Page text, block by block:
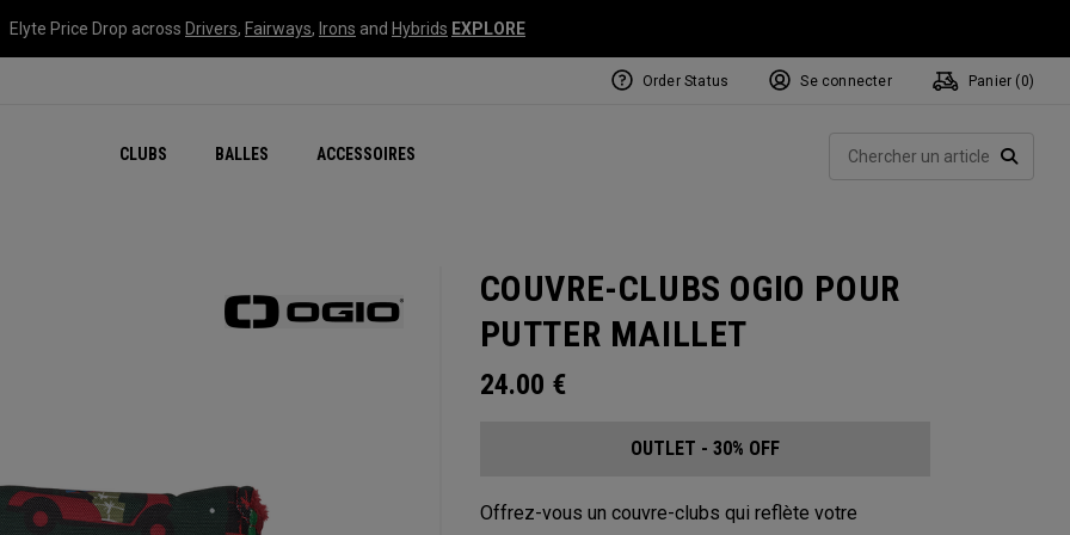
Elyte Price Drop across Drivers, Fairways, Irons and Hybrids EXPLORE
CLUBS BALLES ACCESSOIRES
Order Status Se connecter Panier ( 0)
COUVRE-CLUBS OGIO POUR
PUTTER MAILLET
24.00 €
OUTLET - 30% OFF
Offrez-vous un couvre-clubs qui reflète votre